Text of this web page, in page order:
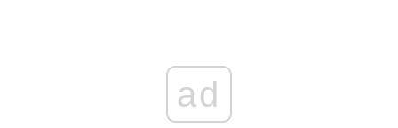
ad